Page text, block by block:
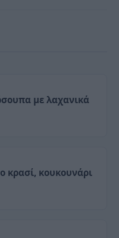
με λαχανικά
κρασί, κουκουνάρι